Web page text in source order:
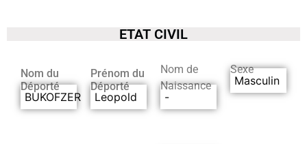
ETAT CIVIL
Nom du
Déporté
BUKOFZER
Prénom du
Déporté
Leopold
Nom de
Naissance
-
Sexe
Masculin